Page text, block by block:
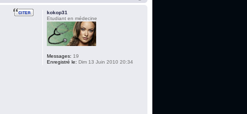
kokop31
Etudiant en médecine
Messages: 19
Enregistré le: Dim 13 Juin 2010 20:34